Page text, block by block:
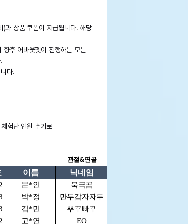
)과 상품 쿠폰이 지급됩니다. 해당
향후 어바웃펫이 진행하는 모든
다.
험단 인원 추가로
관절&연골
이름 닉네임
문*인 북극곰
박*정 만두감자자두
김*민 뿌꾸빠꾸
고*연 EO